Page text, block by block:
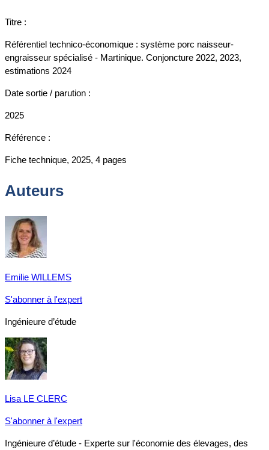
Titre :
Référentiel technico-économique : système porc naisseur-
engraisseur spécialisé - Martinique. Conjoncture 2022, 2023,
estimations 2024
Date sortie / parution :
2025
Référence :
Fiche technique, 2025, 4 pages
Auteurs
Emilie WILLEMS
S'abonner à l'expert
Ingénieure d’étude
Lisa LE CLERC
S'abonner à l'expert
Ingénieure d’étude - Experte sur l'économie des élevages, des